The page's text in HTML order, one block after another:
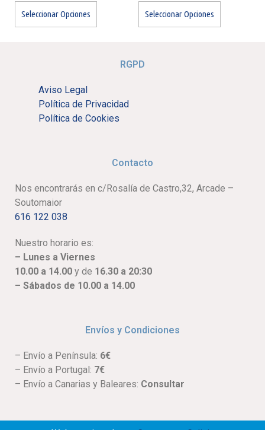
Seleccionar Opciones Seleccionar Opciones
RGPD
Aviso Legal
Política de Privacidad
Política de Cookies
Contacto
Nos encontrarás en c/Rosalía de Castro,32, Arcade –
Soutomaior
616 122 038
Nuestro horario es:
– Lunes a Viernes
10.00 a 14.00 y de 16.30 a 20:30
– Sábados de 10.00 a 14.00
Envíos y Condiciones
– Envío a Península: 6€
– Envío a Portugal: 7€
– Envío a Canarias y Baleares: Consultar